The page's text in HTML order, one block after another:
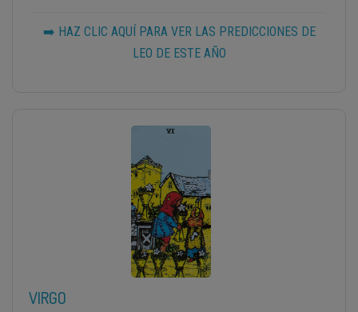
➡️ HAZ CLIC AQUÍ PARA VER LAS PREDICCIONES DE
LEO DE ESTE AÑO
VIRGO